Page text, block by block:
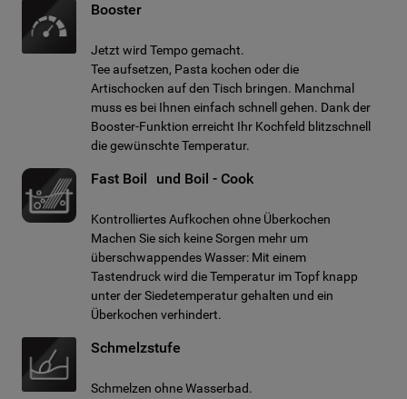
Booster
Jetzt wird Tempo gemacht.
Tee aufsetzen, Pasta kochen oder die
Artischocken auf den Tisch bringen. Manchmal
muss es bei Ihnen einfach schnell gehen. Dank der
Booster-Funktion erreicht Ihr Kochfeld blitzschnell
die gewünschte Temperatur.
Fast Boil und Boil - Cook
Kontrolliertes Aufkochen ohne Überkochen
Machen Sie sich keine Sorgen mehr um
überschwappendes Wasser: Mit einem
Tastendruck wird die Temperatur im Topf knapp
unter der Siedetemperatur gehalten und ein
Überkochen verhindert.
Schmelzstufe
Schmelzen ohne Wasserbad.